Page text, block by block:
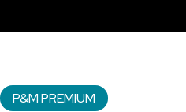
P&M PREMIUM